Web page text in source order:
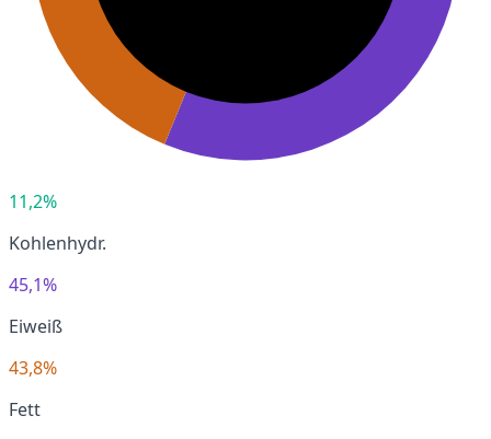
11,2%
Kohlenhydr.
45,1%
Eiweiß
43,8%
Fett